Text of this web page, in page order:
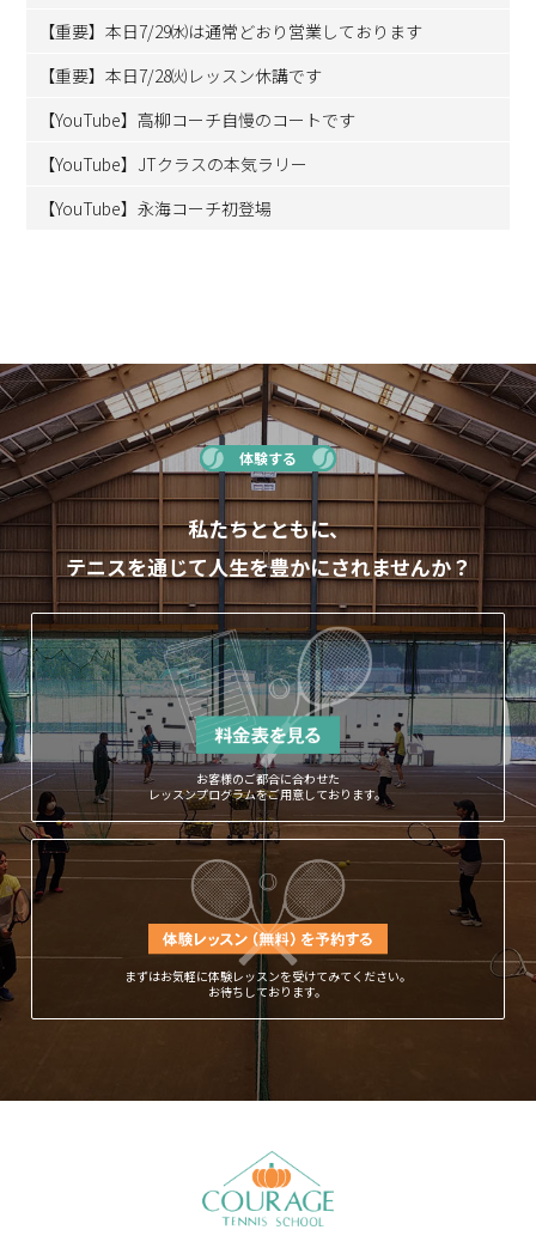
【重要】本日7/29㈬は通常どおり営業しております
【重要】本日7/28㈫レッスン休講です
【YouTube】高柳コーチ自慢のコートです
【YouTube】JTクラスの本気ラリー
【YouTube】永海コーチ初登場
体験する
私たちとともに、
テニスを通じて人生を豊かにされませんか？
お客様のご都合に合わせた
レッスンプログラムをご用意しております。
まずはお気軽に体験レッスンを受けてみてください。
お待ちしております。